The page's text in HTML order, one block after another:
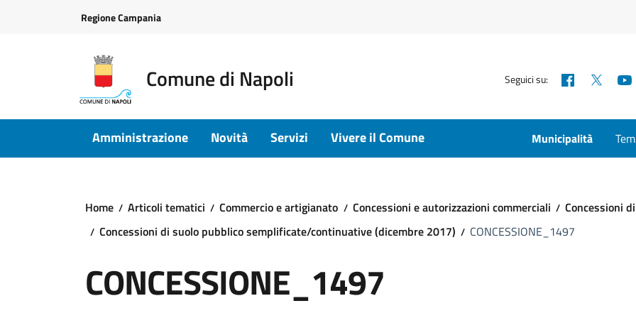
Regione Campania
Comune di Napoli Seguici su: Facebook
Amministrazione Novità Servizi Vivere il Comune Municipalità
Home Articoli tematici Commercio e artigianato Concessioni e autorizzazioni commerciali
Concessioni
Concessioni di suolo pubblico semplificate/continuative (dicembre 2017)
CONCESSIONE_1497
CONCESSIONE_1497